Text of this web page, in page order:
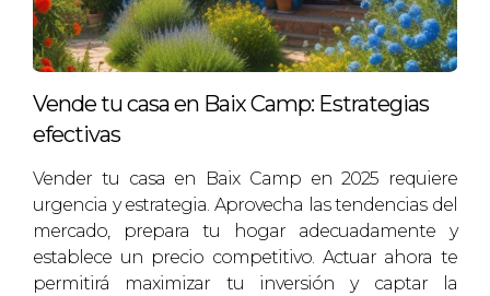
¿Es necesario contratar a un agente
inmobiliario?
experimentado puede facilitar todo el proceso y
ayudarte a obtener mejores ofertas.
¿Qué pasa si mi casa no se vende
rápidamente?
Si no recibes ofertas rápidamente, revisa tu
estrategia de marketing o considera ajustar el
Vende tu casa en Baix Camp: Estrategias
efectivas
Vender tu casa en Baix Camp en 2025 requiere
urgencia y estrategia. Aprovecha las tendencias del
mercado, prepara tu hogar adecuadamente y
establece un precio competitivo. Actuar ahora te
permitirá maximizar tu inversión y captar la